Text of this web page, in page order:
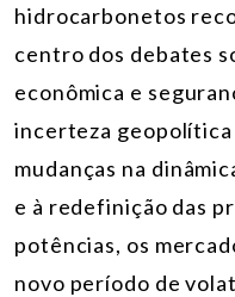
hidrocarbonetos
centro dos debates
econômica e
incerteza geopolítica
mudanças na
e à redefinição das
potências, os
novo período de